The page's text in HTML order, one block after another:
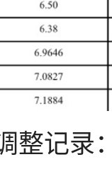
整记录